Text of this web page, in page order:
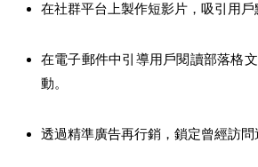
在社群平台上製作短影片，吸引用戶
在電子郵件中引導用戶閱讀部落格
動。
透過精準廣告再行銷，鎖定曾經訪問